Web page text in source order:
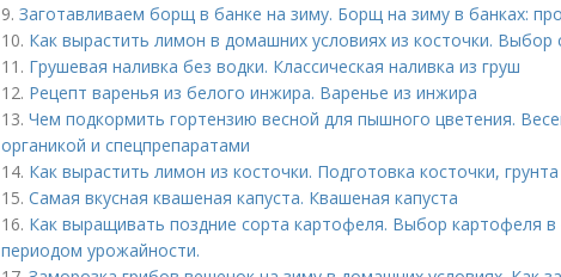
9. Заготавливаем борщ в банке на зиму. Борщ на зиму в банках:
10. Как вырастить лимон в домашних условиях из косточки. Выбор
11. Грушевая наливка без водки. Классическая наливка из груш
12. Рецепт варенья из белого инжира. Варенье из инжира
13. Чем подкормить гортензию весной для пышного цветения.
органикой и спецпрепаратами
14. Как вырастить лимон из косточки. Подготовка косточки,
15. Самая вкусная квашеная капуста. Квашеная капуста
16. Как выращивать поздние сорта картофеля. Выбор картофеля в
периодом урожайности.